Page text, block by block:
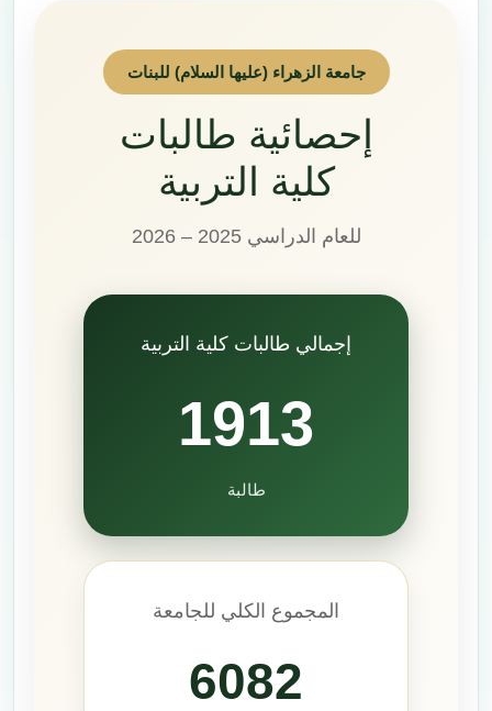
جامعة الزهراء (عليها السلام) للبنات
إحصائية طالبات
كلية التربية
للعام الدراسي 2025 – 2026
إجمالي طالبات كلية التربية
1913
طالبة
المجموع الكلي للجامعة
6082